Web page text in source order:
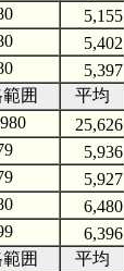
5,155
5,402
5,397
囲 平均
25,626
5,936
5,927
6,480
6,396
囲 平均